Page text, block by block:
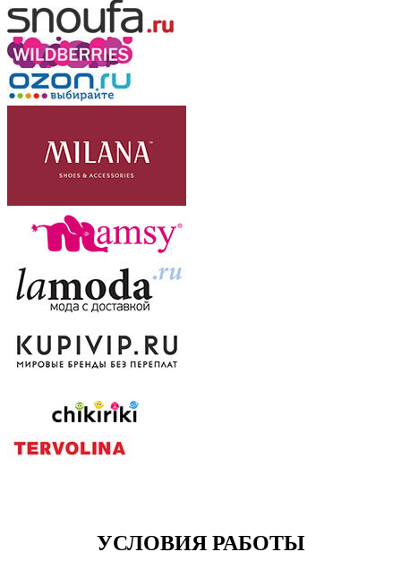
УСЛОВИЯ РАБОТЫ